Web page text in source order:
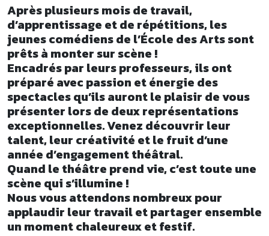
Après plusieurs mois de travail,
d’apprentissage et de répétitions, les
jeunes comédiens de l’École des Arts sont
prêts à monter sur scène !
Encadrés par leurs professeurs, ils ont
préparé avec passion et énergie des
spectacles qu’ils auront le plaisir de vous
présenter lors de deux représentations
exceptionnelles. Venez découvrir leur
talent, leur créativité et le fruit d’une
année d’engagement théâtral.
Quand le théâtre prend vie, c’est toute une
scène qui s’illumine !
Nous vous attendons nombreux pour
applaudir leur travail et partager ensemble
un moment chaleureux et festif.